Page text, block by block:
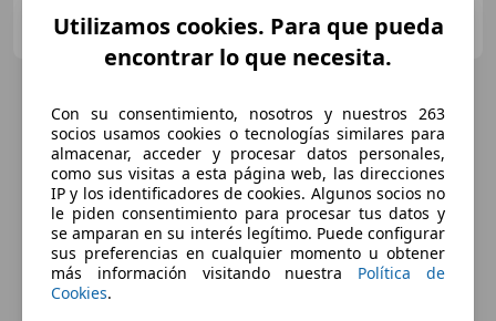
ES-43391 VINYOLS I ELS ARCS
Utilizamos cookies. Para que pueda
encontrar lo que necesita.
Con su consentimiento, nosotros y nuestros 263
socios usamos cookies o tecnologías similares para
almacenar, acceder y procesar datos personales,
como sus visitas a esta página web, las direcciones
IP y los identificadores de cookies. Algunos socios no
le piden consentimiento para procesar tus datos y
se amparan en su interés legítimo. Puede configurar
sus preferencias en cualquier momento u obtener
más información visitando nuestra Política de
Cookies.